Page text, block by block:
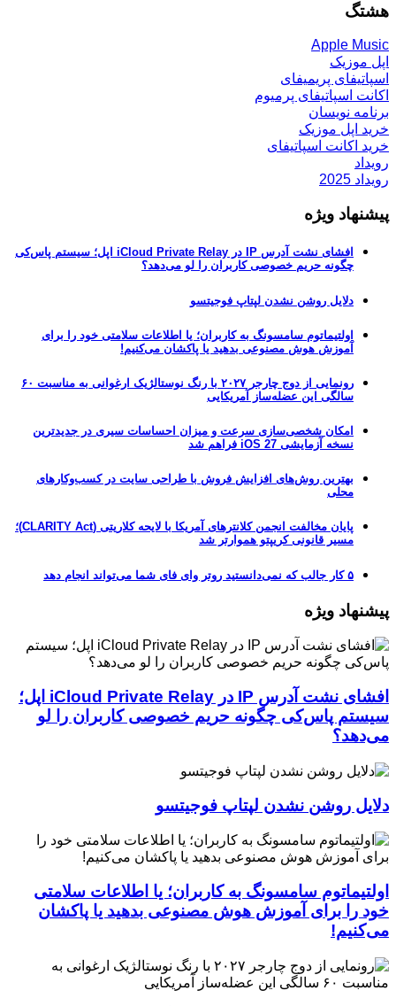
هشتگ
Apple Music
اپل موزیک
اسپاتیفای پریمیفای
اکانت اسپاتیفای پرمیوم
برنامه نویسان
خرید اپل موزیک
خرید اکانت اسپاتیفای
رویداد
رویداد 2025
پیشنهاد ویژه
افشای نشت آدرس IP در iCloud Private Relay اپل؛ سیستم پاس‌کی
چگونه حریم خصوصی کاربران را لو می‌دهد؟
دلایل روشن نشدن لپتاپ فوجیتسو
اولتیماتوم سامسونگ به کاربران؛ یا اطلاعات سلامتی خود را برای
آموزش هوش مصنوعی بدهید یا پاکشان می‌کنیم!
رونمایی از دوج چارجر ۲۰۲۷ با رنگ نوستالژیک ارغوانی به مناسبت ۶۰
سالگی این عضله‌ساز آمریکایی
امکان شخصی‌سازی سرعت و میزان احساسات سیری در جدیدترین
نسخه آزمایشی iOS 27 فراهم شد
بهترین روش‌های افزایش فروش با طراحی سایت در کسب‌وکارهای
محلی
پایان مخالفت انجمن کلانترهای آمریکا با لایحه کلاریتی (CLARITY Act)؛
مسیر قانونی کریپتو هموارتر شد
۵ کار جالب که نمی‌دانستید روتر وای فای شما می‌تواند انجام دهد
پیشنهاد ویژه
افشای نشت آدرس IP در iCloud Private Relay اپل؛
سیستم پاس‌کی چگونه حریم خصوصی کاربران را لو
می‌دهد؟
دلایل روشن نشدن لپتاپ فوجیتسو
اولتیماتوم سامسونگ به کاربران؛ یا اطلاعات سلامتی
خود را برای آموزش هوش مصنوعی بدهید یا پاکشان
می‌کنیم!